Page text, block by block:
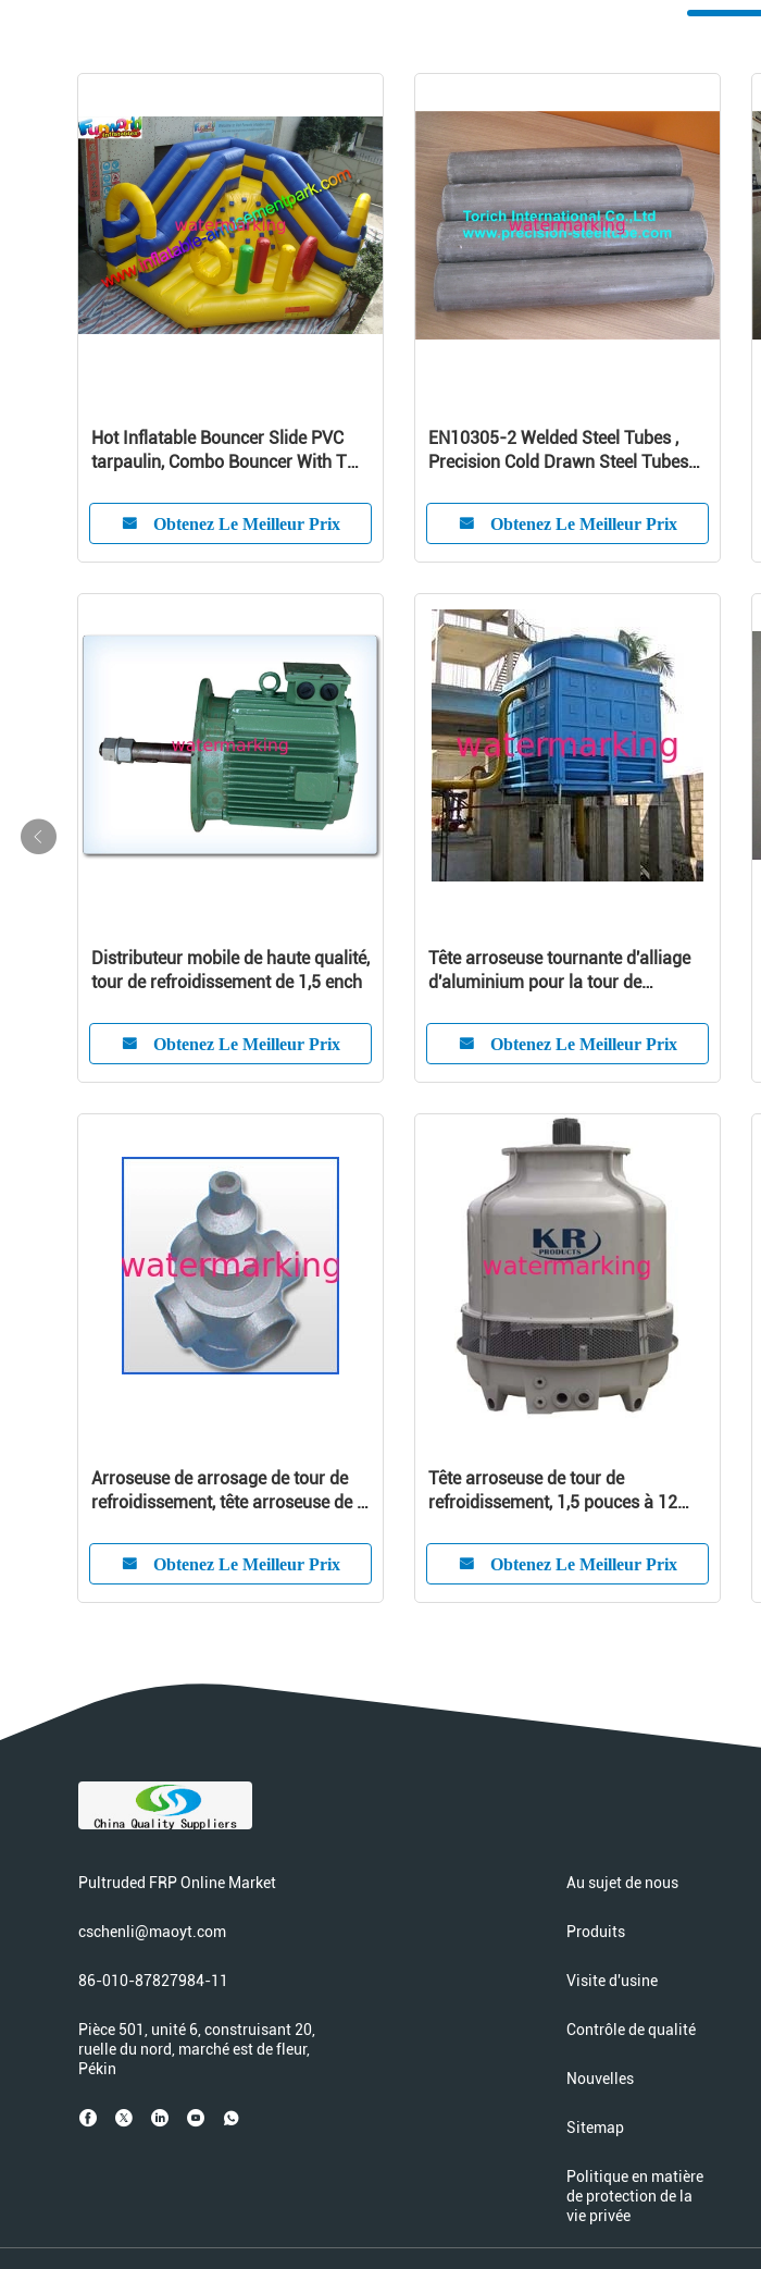
Hot Inflatable Bouncer Slide PVC
tarpaulin, Combo Bouncer With Two
Obtenez Le Meilleur Prix
EN10305-2 Welded Steel Tubes ,
Precision Cold Drawn Steel Tubes
Obtenez Le Meilleur Prix
Distributeur mobile de haute qualité,
tour de refroidissement de 1,5 ench
Obtenez Le Meilleur Prix
Tête arroseuse tournante d'alliage
d'aluminium pour la tour de
Obtenez Le Meilleur Prix
Arroseuse de arrosage de tour de
refroidissement, tête arroseuse de 5
Obtenez Le Meilleur Prix
Tête arroseuse de tour de
refroidissement, 1,5 pouces à 12
Obtenez Le Meilleur Prix
Pultruded FRP Online Market
cschenli@maoyt.com
86-010-87827984-11
Pièce 501, unité 6, construisant 20,
ruelle du nord, marché est de fleur,
Pékin
Au sujet de nous
Produits
Visite d'usine
Contrôle de qualité
Nouvelles
Sitemap
Politique en matière
de protection de la
vie privée